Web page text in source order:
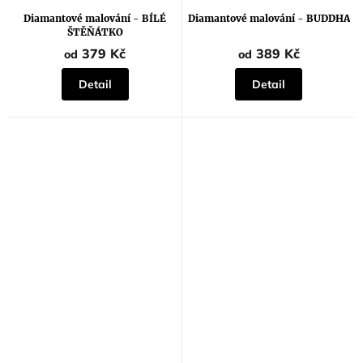
Diamantové malování - BÍLÉ
ŠTĚŇÁTKO
produktu
je
5,0
z
5
hvězdiček.
od 379 Kč
Detail
Diamantové malování - BUDDHA
produktu
z
5
hvězdiček.
od 389 Kč
Detail